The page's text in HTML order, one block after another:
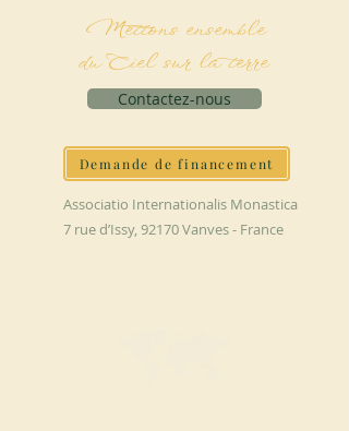
Mettons ensemble
du Ciel sur la terre
Contactez-nous
Demande de financement
Associatio Internationalis Monastica
7 rue d’Issy, 92170 Vanves - France